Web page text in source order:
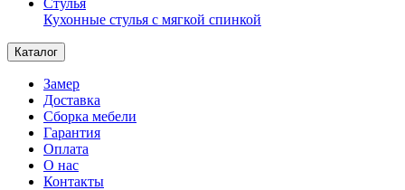
Стулья
Кухонные стулья с мягкой спинкой
Каталог
Замер
Доставка
Сборка мебели
Гарантия
Оплата
О нас
Контакты